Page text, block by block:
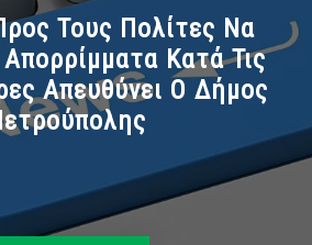
Τους Πολίτες Να
Κατά Τις
Απευθύνει Ο Δήμος